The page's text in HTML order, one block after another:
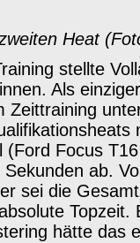
Heat
stellte
Als
Zeittraining
(Ford Focus
ab.
sei die
hätte das